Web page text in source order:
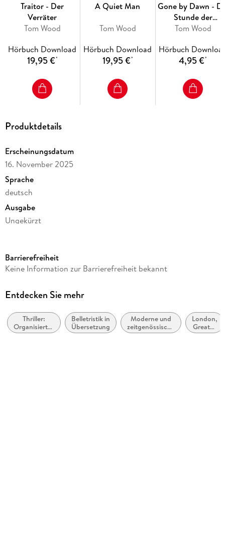
Traitor - Der
Verräter
Tom Wood
Hörbuch Download
19,95 €*
A Quiet Man
Tom Wood
Hörbuch Download
19,95 €*
Gone by Dawn -
Stunde der
Vergeltung -
Tom Wood
Hörbuch
4,95 €*
Produktdetails
Erscheinungsdatum
16. November 2025
Sprache
deutsch
Ausgabe
Ungekürzt
Laufzeit
Reihe
Autor/Autorin
Tom Wood
Barrierefreiheit
Keine Information zur Barrierefreiheit bekannt
Entdecken Sie mehr
Thriller:
Organisiertes
Verbrechen
Belletristik in
Übersetzung
Moderne und
zeitgenössische
Belletristik:
London,
Greater
London